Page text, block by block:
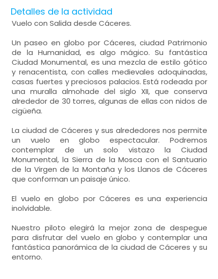
Detalles de la actividad
Vuelo con Salida desde Cáceres.
Un paseo en globo por Cáceres, ciudad Patrimonio
de la Humanidad, es algo mágico. Su fantástica
Ciudad Monumental, es una mezcla de estilo gótico
y renacentista, con calles medievales adoquinadas,
casas fuertes y preciosos palacios. Está rodeada por
una muralla almohade del siglo XII, que conserva
alrededor de 30 torres, algunas de ellas con nidos de
cigüeña.
La ciudad de Cáceres y sus alrededores nos permite
un vuelo en globo espectacular. Podremos
contemplar de un solo vistazo la Ciudad
Monumental, la Sierra de la Mosca con el Santuario
de la Virgen de la Montaña y los Llanos de Cáceres
que conforman un paisaje único.
El vuelo en globo por Cáceres es una experiencia
inolvidable.
Nuestro piloto elegirá la mejor zona de despegue
para disfrutar del vuelo en globo y contemplar una
fantástica panorámica de la ciudad de Cáceres y su
entorno.